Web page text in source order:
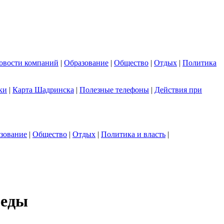
компаний | Образование | Общество | Отдых | Политика
| Карта Шадринска | Полезные телефоны | Действия при
| Общество | Отдых | Политика и власть |